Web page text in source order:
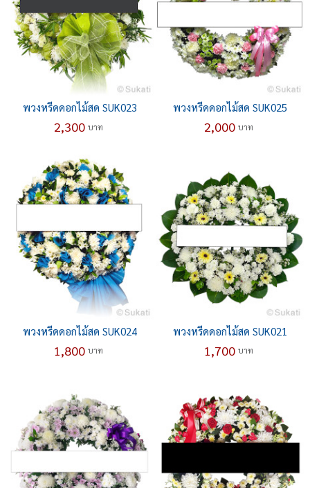
พวงหรีดดอกไม้สด SUK023
2,300 บาท
พวงหรีดดอกไม้สด SUK025
2,000 บาท
พวงหรีดดอกไม้สด SUK024
1,800 บาท
พวงหรีดดอกไม้สด SUK021
1,700 บาท